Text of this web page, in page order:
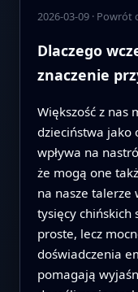
2026-03-09· Powrót
Dlaczego
znaczenie
Większość z nas
dzieciństwa jako
wpływa na
że mogą one
na nasze talerze
tysięcy chińskich
proste, lecz
doświadczenia
pomagają